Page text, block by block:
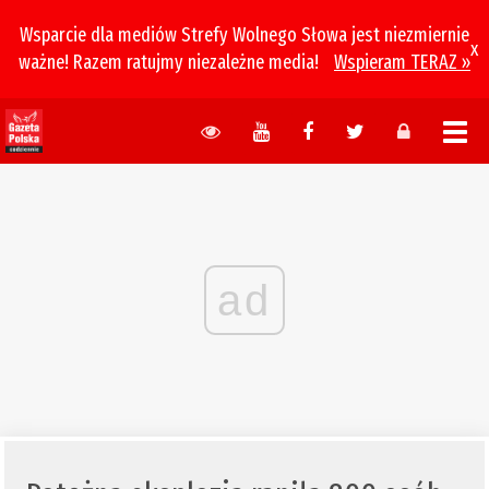
Wsparcie dla mediów Strefy Wolnego Słowa jest niezmiernie
ważne! Razem ratujmy niezależne media!
Wspieram TERAZ »
x
ad